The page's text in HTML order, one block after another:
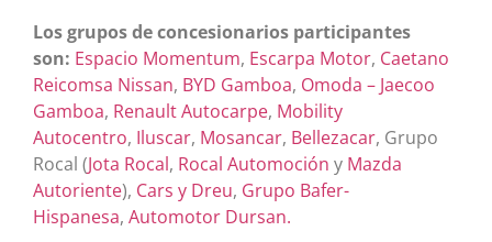
Los grupos de concesionarios participantes
son: Espacio Momentum, Escarpa Motor, Caetano
Reicomsa Nissan, BYD Gamboa, Omoda – Jaecoo
Gamboa, Renault Autocarpe, Mobility
Autocentro, Iluscar, Mosancar, Bellezacar, Grupo
Rocal (Jota Rocal, Rocal Automoción y Mazda
Autoriente), Cars y Dreu, Grupo Bafer-
Hispanesa, Automotor Dursan.